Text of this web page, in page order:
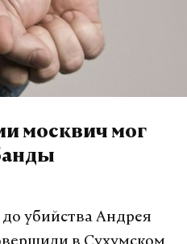
регулирования
Минкомсвязи
рабочей группы
технологии» Ирина
новый налог — в
что поправки
«В условиях,
предусмотрено
на его
москвич мог
убийства Андрея